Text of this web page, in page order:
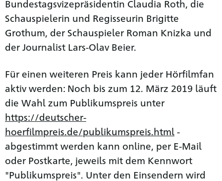
Bundestagsvizepräsidentin Claudia Roth, die
Schauspielerin und Regisseurin Brigitte
Grothum, der Schauspieler Roman Knizka und
der Journalist Lars-Olav Beier.
Für einen weiteren Preis kann jeder Hörfilmfan
aktiv werden: Noch bis zum 12. März 2019 läuft
die Wahl zum Publikumspreis unter
https://deutscher-
hoerfilmpreis.de/publikumspreis.html -
abgestimmt werden kann online, per E-Mail
oder Postkarte, jeweils mit dem Kennwort
"Publikumspreis". Unter den Einsendern wird